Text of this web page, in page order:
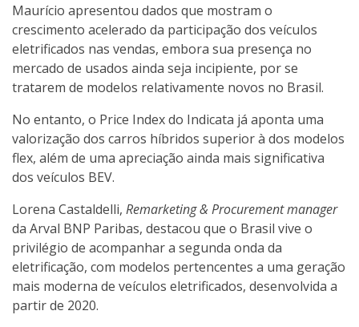
Maurício apresentou dados que mostram o
crescimento acelerado da participação dos veículos
eletrificados nas vendas, embora sua presença no
mercado de usados ainda seja incipiente, por se
tratarem de modelos relativamente novos no Brasil.
No entanto, o Price Index do Indicata já aponta uma
valorização dos carros híbridos superior à dos modelos
flex, além de uma apreciação ainda mais significativa
dos veículos BEV.
Lorena Castaldelli, Remarketing & Procurement manager
da Arval BNP Paribas, destacou que o Brasil vive o
privilégio de acompanhar a segunda onda da
eletrificação, com modelos pertencentes a uma geração
mais moderna de veículos eletrificados, desenvolvida a
partir de 2020.